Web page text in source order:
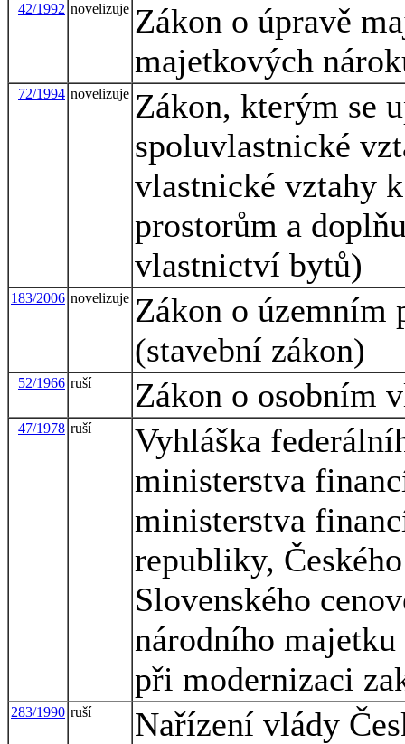
42/1992 novelizuje Zákon o úpravě
majetkových
72/1994 novelizuje Zákon, kterým se
spoluvlastnické
vlastnické vztahy
prostorům a
vlastnictví bytů)
183/2006 novelizuje Zákon o územním
(stavební zákon)
52/1966 ruší Zákon o osobním
47/1978 ruší
Vyhláška
ministerstva
ministerstva
republiky,
Slovenského
národního
při modernizaci
283/1990 ruší
Nařízení vlády